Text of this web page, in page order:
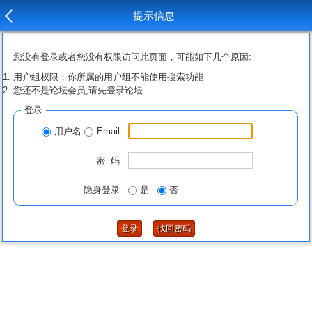
提示信息
您没有登录或者您没有权限访问此页面，可能如下几个原因:
用户组权限：你所属的用户组不能使用搜索功能
您还不是论坛会员,请先登录论坛
登录
用户名 Email
密 码
隐身登录 是 否